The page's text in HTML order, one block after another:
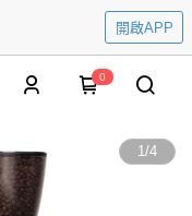
開啟APP
0
1/4